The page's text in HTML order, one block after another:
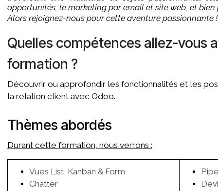
opportunités, le marketing par email et site web, et bien
Alors rejoignez-nous pour cette aventure passionnante !
Quelles compétences allez-vous
formation ?
Découvrir ou approfondir les fonctionnalités et les
la relation client avec Odoo.
Thèmes abordés
Durant cette formation, nous verrons :
Vues List, Kanban & Form
Chatter